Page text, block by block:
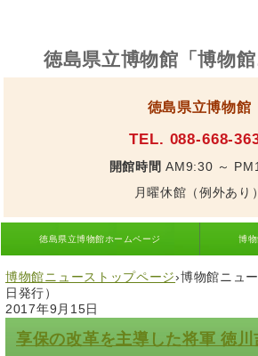
徳島県立博物館「博物館
徳島県立博物館
TEL. 088-668-
開館時間 AM9:30 ～
月曜休館（例外あり）
徳島県立博物館ホームページ 博
博物館ニューストップページ›博物館ニュ
日発行）
2017年9月15日
享保の改革を主導した将軍 徳